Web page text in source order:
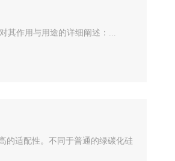
其作用与用途的详细阐述：...
的适配性。不同于普通的绿碳化硅